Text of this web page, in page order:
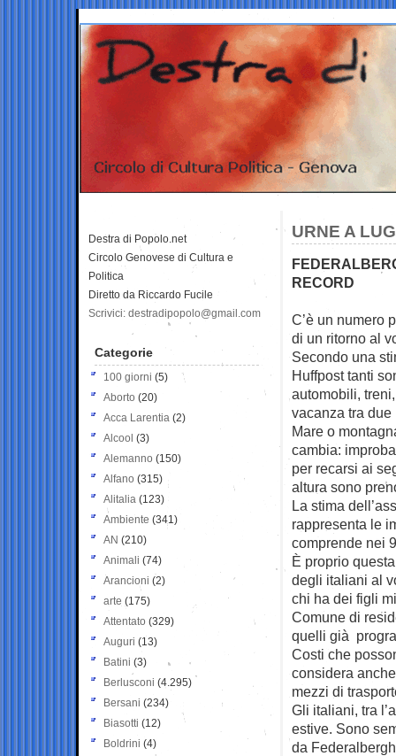
URNE A
RECORD
C’è un numero
di un ritorno al
Secondo una
Huffpost tanti
automobili,
vacanza tra due
Mare o
cambia:
per recarsi ai
altura sono
La stima
rappresenta le
comprende nei
È proprio
degli italiani al
chi ha dei figli
Comune di
quelli già
Costi che
considera
mezzi di
Gli italiani, tra
estive. Sono
da
Destra di Popolo.net
Circolo Genovese di Cultura e
Politica
Diretto da Riccardo Fucile
Scrivici: destradipopolo@gmail.com
Categorie
100 giorni (5)
Aborto (20)
Acca Larentia (2)
Alcool (3)
Alemanno (150)
Alfano (315)
Alitalia (123)
Ambiente (341)
AN (210)
Animali (74)
Arancioni (2)
arte (175)
Attentato (329)
Auguri (13)
Batini (3)
Berlusconi (4.295)
Bersani (234)
Biasotti (12)
Boldrini (4)